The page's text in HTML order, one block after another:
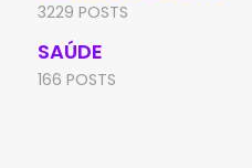
3229 POSTS
SAÚDE
166 POSTS